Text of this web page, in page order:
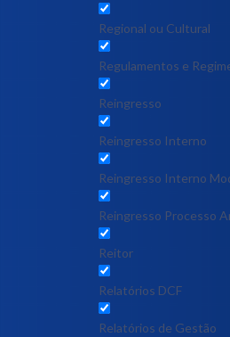
Regional ou Cultural
Regulamentos e
Reingresso
Reingresso Interno
Reingresso Interno
Reingresso Processo
Reitor
Relatórios DCF
Relatórios de Gestão